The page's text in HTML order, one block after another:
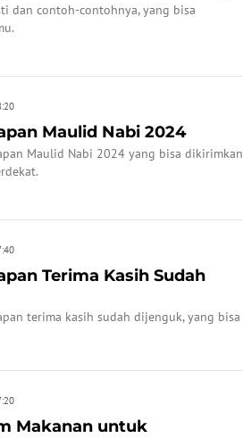
dan contoh-contohnya, yang bisa
Maulid Nabi 2024
Maulid Nabi 2024 yang bisa dikirimkan
Terima Kasih Sudah
terima kasih sudah dijenguk, yang bisa
Makanan untuk